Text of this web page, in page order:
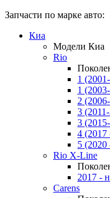
Запчасти по марке авто:
Киа
Модели Киа
Rio
1
1
2
3
3
4 (2017
5 (2020
Rio X-Line
2017 -
Carens